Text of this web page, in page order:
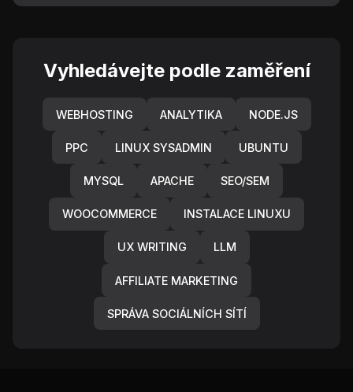
Vyhledávejte podle zaměření
WEBHOSTING ANALYTIKA NODE.JS
PPC LINUX SYSADMIN UBUNTU
MYSQL APACHE SEO/SEM
WOOCOMMERCE INSTALACE LINUXU
UX WRITING LLM
AFFILIATE MARKETING
SPRÁVA SOCIÁLNÍCH SÍTÍ